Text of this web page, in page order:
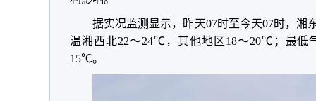
据实况监测显示， 昨天07时至今天07时，湘
温湘西北22～24℃， 其他地区18～20℃ ； 最低
15℃。